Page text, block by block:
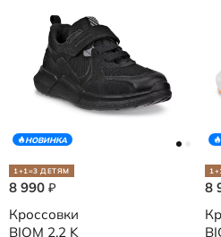
НОВИНКА
1+1=3 ДЕТЯМ
8 990 ₽
Кроссовки
BIOM 2.2 K
8